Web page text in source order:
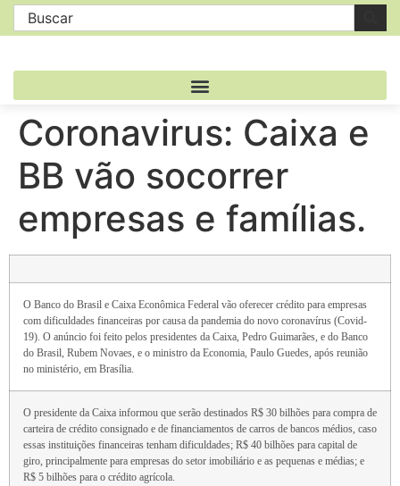
Coronavirus: Caixa e
BB vão socorrer
empresas e famílias.
O Banco do Brasil e Caixa Econômica Federal vão oferecer crédito para empresas
com dificuldades financeiras por causa da pandemia do novo coronavírus (Covid-
19). O anúncio foi feito pelos presidentes da Caixa, Pedro Guimarães, e do Banco
do Brasil, Rubem Novaes, e o ministro da Economia, Paulo Guedes, após reunião
no ministério, em Brasília.
O presidente da Caixa informou que serão destinados R$ 30 bilhões para compra de
carteira de crédito consignado e de financiamentos de carros de bancos médios, caso
essas instituições financeiras tenham dificuldades; R$ 40 bilhões para capital de
giro, principalmente para empresas do setor imobiliário e as pequenas e médias; e
R$ 5 bilhões para o crédito agrícola.